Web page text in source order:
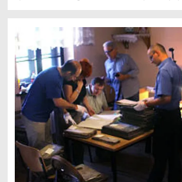
dodawane są automatycznie poprzez
kluczowego. Zdjęcia które można
wstawiać do galerii ogólnych wraz ze
kluczowym albumu rodzinnego.